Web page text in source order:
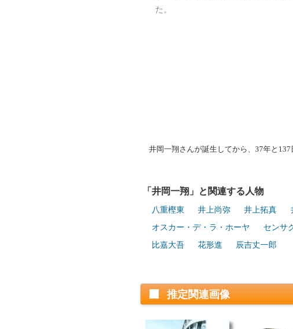
た。
井岡一翔さんが誕生してから、37年と
「井岡一翔」と関連する人物
八重樫東 井上尚弥 井上拓真
オスカー・デ・ラ・ホーヤ
センサ
比嘉大吾
花形進 辰吉丈一郎
推定関連画像